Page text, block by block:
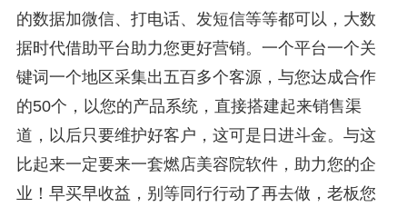
的数据加微信、打电话、发短信等等都可以，大数
据时代借助平台助力您更好营销。一个平台一个关
键词一个地区采集出五百多个客源，与您达成合作
的50个，以您的产品系统，直接搭建起来销售渠
道，以后只要维护好客户，这可是日进斗金。与这
比起来一定要来一套燃店美容院软件，助力您的企
业！早买早收益，别等同行行动了再去做，老板您